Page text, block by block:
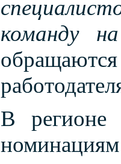
команду
В регионе